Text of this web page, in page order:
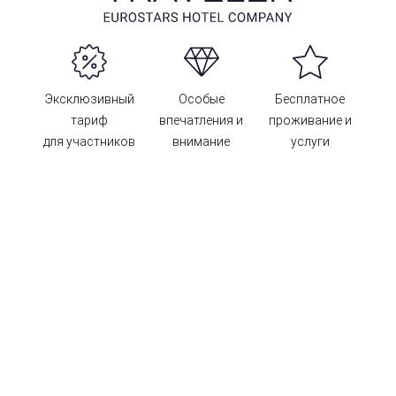
Эксклюзивный
тариф
для участников
Особые
впечатления и
внимание
Бесплатное
проживание и
услуги